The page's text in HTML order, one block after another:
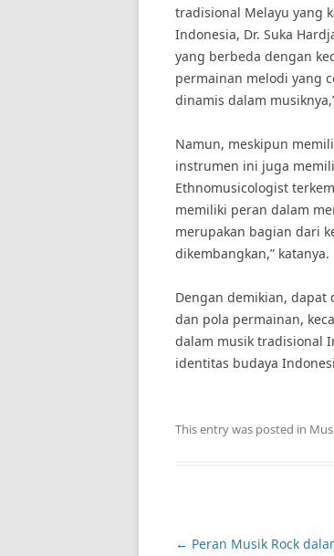
tradisional Melayu yang
Indonesia, Dr. Suka
yang berbeda dengan
permainan melodi yang
dinamis dalam
Namun, meskipun
instrumen ini juga
Ethnomusicologist
memiliki peran dalam
merupakan bagian dari
dikembangkan,” katanya.
Dengan demikian,
dan pola permainan,
dalam musik tradisional
identitas budaya
This entry was posted in
Post
← Peran Musik Rock